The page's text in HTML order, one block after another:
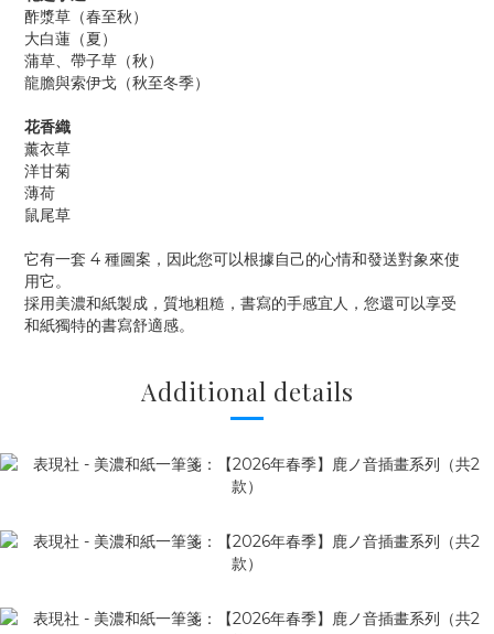
酢漿草（春至秋）
大白蓮（夏）
蒲草、帶子草（秋）
龍膽與索伊戈（秋至冬季）
花香織
薰衣草
洋甘菊
薄荷
鼠尾草
它有一套 4 種圖案，因此您可以根據自己的心情和發送對象來使
用它。
採用美濃和紙製成，質地粗糙，書寫的手感宜人，您還可以享受
和紙獨特的書寫舒適感。
Additional details